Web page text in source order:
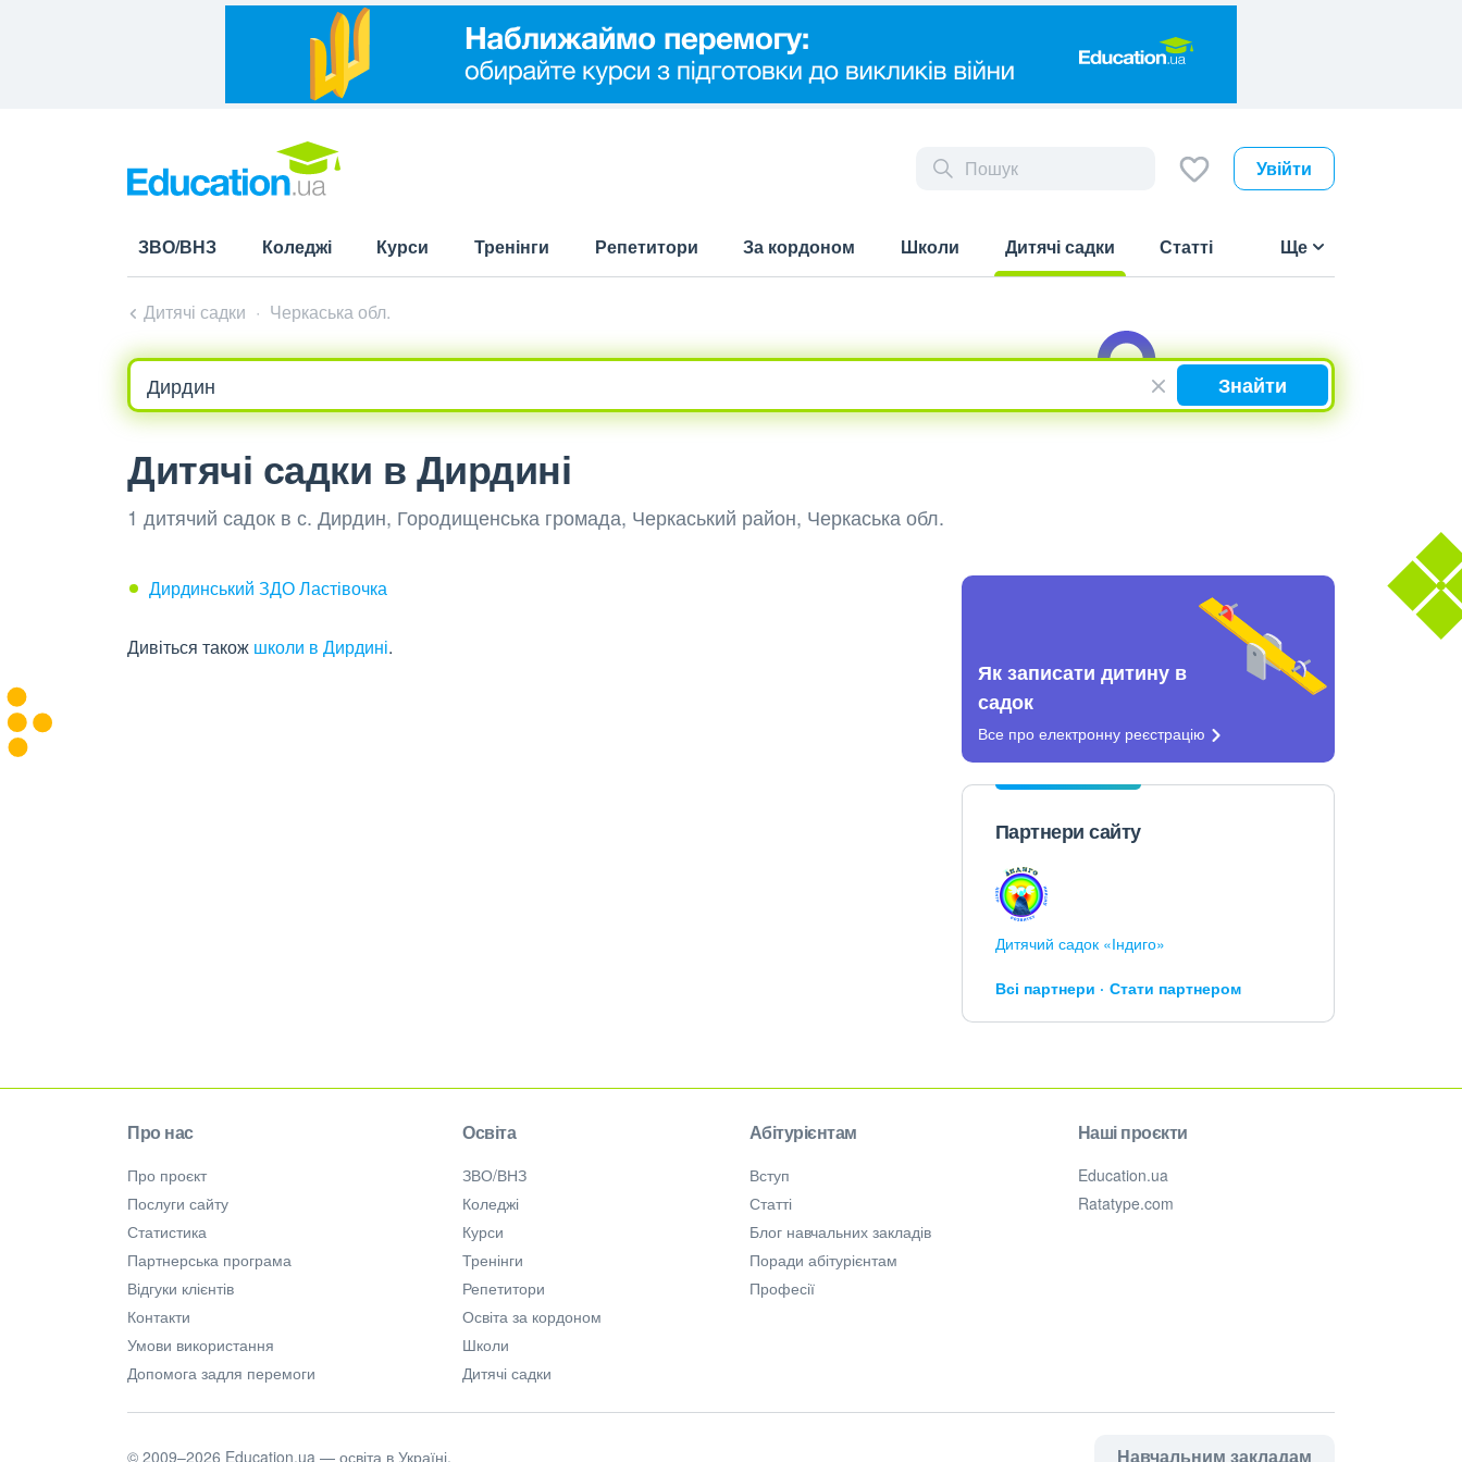
Увійти
ЗВО/ВНЗ Коледжі Курси Тренінги Репетитори За кордоном Школи
Дитячі садки
Статті Ще
Дитячі садки Черкаська обл.
Знайти
Дитячі садки в Дирдині
1 дитячий садок в с. Дирдин, Городищенська громада, Черкаський район, Черкаська обл.
Дирдинський ЗДО Ластівочка
Дивіться також школи в Дирдині.
Як записати дитину в
садок
Все про електронну реєстрацію
Партнери сайту
Дитячий садок «Індиго»
Всі партнери Стати партнером
Про нас
Про проєкт
Послуги сайту
Статистика
Партнерська програма
Відгуки клієнтів
Контакти
Умови використання
Допомога задля перемоги
Освіта
ЗВО/ВНЗ
Коледжі
Курси
Тренінги
Репетитори
Освіта за кордоном
Школи
Дитячі садки
Абітурієнтам
Вступ
Статті
Блог навчальних закладів
Поради абітурієнтам
Професії
Наші проєкти
Education.ua
Ratatype.com
Навчальним закладам
© 2009–2026 Education.ua — освіта в Україні.